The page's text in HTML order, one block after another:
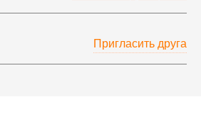
Пригласить друга